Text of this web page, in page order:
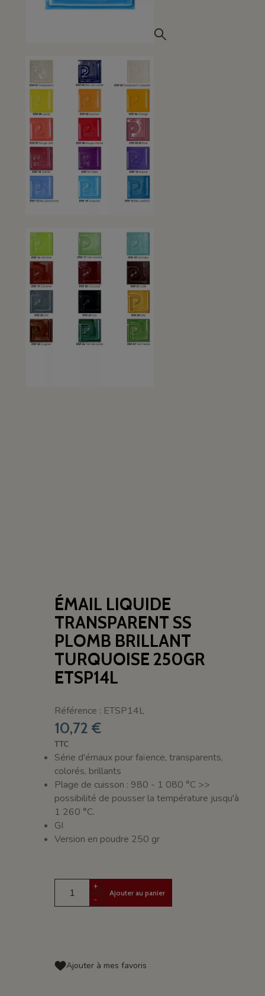
ÉMAIL LIQUIDE
TRANSPARENT SS
PLOMB BRILLANT
TURQUOISE 250GR
ETSP14L
Référence : ETSP14L
10,72 €
TTC
Série d'émaux pour faïence, transparents,
colorés, brillants
Plage de cuisson : 980 - 1 080 °C >>
possibilité de pousser la température jusqu'à
1 260 °C.
GI
Version en poudre 250 gr
+
-
Ajouter au panier
Ajouter à mes favoris